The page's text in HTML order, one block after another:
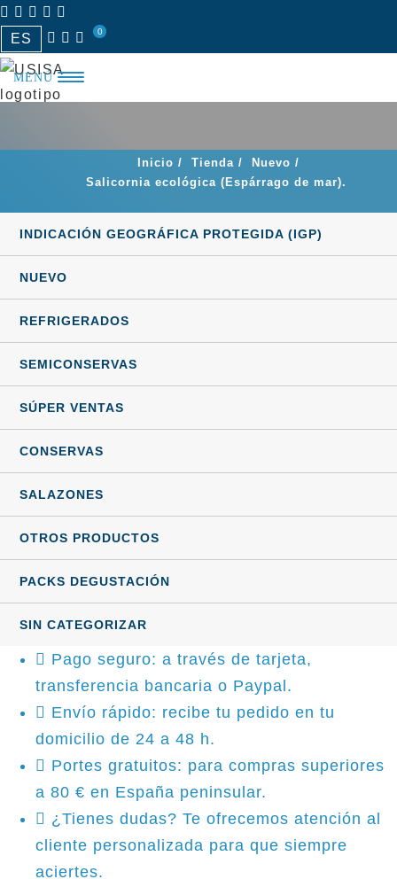
Saltar
al
contenido
ES 0
MENÚ
Inicio / Tienda / Nuevo /
Salicornia ecológica (Espárrago de mar).
INDICACIÓN GEOGRÁFICA PROTEGIDA (IGP)
NUEVO
REFRIGERADOS
SEMICONSERVAS
SÚPER VENTAS
CONSERVAS
SALAZONES
OTROS PRODUCTOS
PACKS DEGUSTACIÓN
SIN CATEGORIZAR
Pago seguro: a través de tarjeta,
transferencia bancaria o Paypal.
Envío rápido: recibe tu pedido en tu
domicilio de 24 a 48 h.
Portes gratuitos: para compras superiores
a 80 € en España peninsular.
¿Tienes dudas? Te ofrecemos atención al
cliente personalizada para que siempre
aciertes.